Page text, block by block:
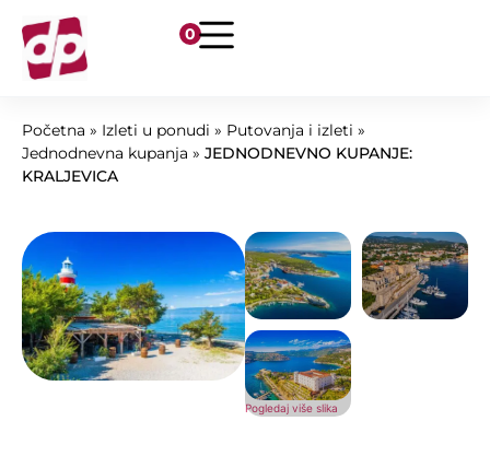
0
Početna » Izleti u ponudi » Putovanja i izleti »
Jednodnevna kupanja » JEDNODNEVNO KUPANJE:
KRALJEVICA
Pogledaj više slika